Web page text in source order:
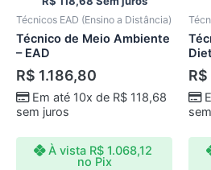
Técnicos EAD (Ensino a Distância)
Técnico de Meio Ambiente
– EAD
R$ 1.186,80
Em até 10x de R$118,68
sem juros
À vista R$1.068,12
no Pix
R$